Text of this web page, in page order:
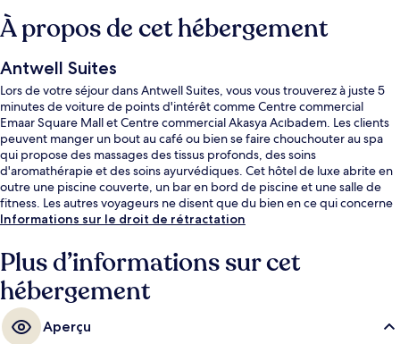
À propos de cet hébergement
Antwell Suites
Lors de votre séjour dans Antwell Suites, vous vous trouverez à juste 5
minutes de voiture de points d'intérêt comme Centre commercial
Emaar Square Mall et Centre commercial Akasya Acıbadem. Les clients
peuvent manger un bout au café ou bien se faire chouchouter au spa
qui propose des massages des tissus profonds, des soins
d'aromathérapie et des soins ayurvédiques. Cet hôtel de luxe abrite en
outre une piscine couverte, un bar en bord de piscine et une salle de
fitness. Les autres voyageurs ne disent que du bien en ce qui concerne
le personnel attentionné.
Informations sur le droit de rétractation
Plus d’informations sur cet
hébergement
Aperçu